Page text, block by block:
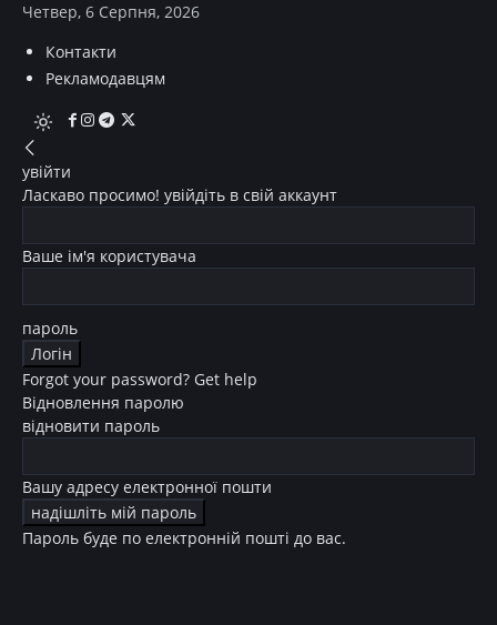
Четвер, 6 Серпня, 2026
Контакти
Рекламодавцям
увійти
Ласкаво просимо! увійдіть в свій аккаунт
Ваше ім'я користувача
пароль
Forgot your password? Get help
Відновлення паролю
відновити пароль
Вашу адресу електронної пошти
Пароль буде по електронній пошті до вас.